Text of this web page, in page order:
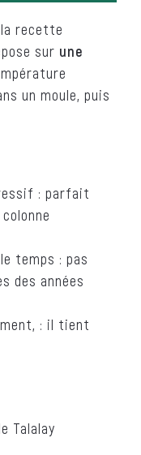
la recette
sur une
un moule, puis
: parfait
temps : pas
des années
: il tient
Talalay